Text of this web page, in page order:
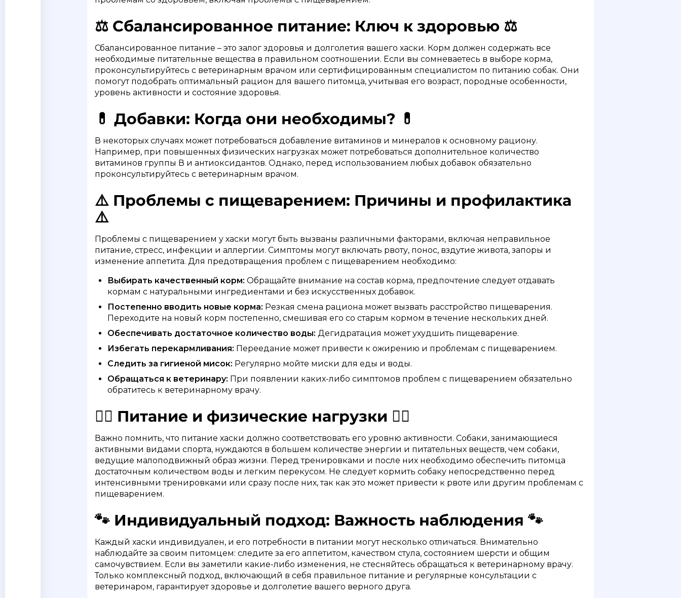
⚖️ Сбалансированное питание: Ключ к здоровью ⚖️
Сбалансированное питание – это залог здоровья и долголетия вашего хаски. Корм должен содержать все
необходимые питательные вещества в правильном соотношении. Если вы сомневаетесь в выборе корма,
проконсультируйтесь с ветеринарным врачом или сертифицированным специалистом по питанию собак. Они
помогут подобрать оптимальный рацион для вашего питомца, учитывая его возраст, породные особенности,
уровень активности и состояние здоровья.
💊 Добавки: Когда они необходимы? 💊
В некоторых случаях может потребоваться добавление витаминов и минералов к основному рациону.
Например, при повышенных физических нагрузках может потребоваться дополнительное количество
витаминов группы В и антиоксидантов. Однако, перед использованием любых добавок обязательно
проконсультируйтесь с ветеринарным врачом.
⚠️ Проблемы с пищеварением: Причины и профилактика
⚠️
Проблемы с пищеварением у хаски могут быть вызваны различными факторами, включая неправильное
питание, стресс, инфекции и аллергии. Симптомы могут включать рвоту, понос, вздутие живота, запоры и
изменение аппетита. Для предотвращения проблем с пищеварением необходимо:
Выбирать качественный корм: Обращайте внимание на состав корма, предпочтение следует отдавать
кормам с натуральными ингредиентами и без искусственных добавок.
Постепенно вводить новые корма: Резкая смена рациона может вызвать расстройство пищеварения.
Переходите на новый корм постепенно, смешивая его со старым кормом в течение нескольких дней.
Обеспечивать достаточное количество воды: Дегидратация может ухудшить пищеварение.
Избегать перекармливания: Переедание может привести к ожирению и проблемам с пищеварением.
Следить за гигиеной мисок: Регулярно мойте миски для еды и воды.
Обращаться к ветеринару: При появлении каких-либо симптомов проблем с пищеварением обязательно
обратитесь к ветеринарному врачу.
🏃‍♂️ Питание и физические нагрузки 🏃‍♂️
Важно помнить, что питание хаски должно соответствовать его уровню активности. Собаки, занимающиеся
активными видами спорта, нуждаются в большем количестве энергии и питательных веществ, чем собаки,
ведущие малоподвижный образ жизни. Перед тренировками и после них необходимо обеспечить питомца
достаточным количеством воды и легким перекусом. Не следует кормить собаку непосредственно перед
интенсивными тренировками или сразу после них, так как это может привести к рвоте или другим проблемам с
пищеварением.
🐾 Индивидуальный подход: Важность наблюдения 🐾
Каждый хаски индивидуален, и его потребности в питании могут несколько отличаться. Внимательно
наблюдайте за своим питомцем: следите за его аппетитом, качеством стула, состоянием шерсти и общим
самочувствием. Если вы заметили какие-либо изменения, не стесняйтесь обращаться к ветеринарному врачу.
Только комплексный подход, включающий в себя правильное питание и регулярные консультации с
ветеринаром, гарантирует здоровье и долголетие вашего верного друга.